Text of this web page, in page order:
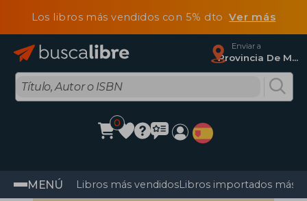
Los libros más vendidos con 5% dtoVer más
Enviar a
Provincia De Madrid
0
MENÚ Libros más vendidosLibros importados más